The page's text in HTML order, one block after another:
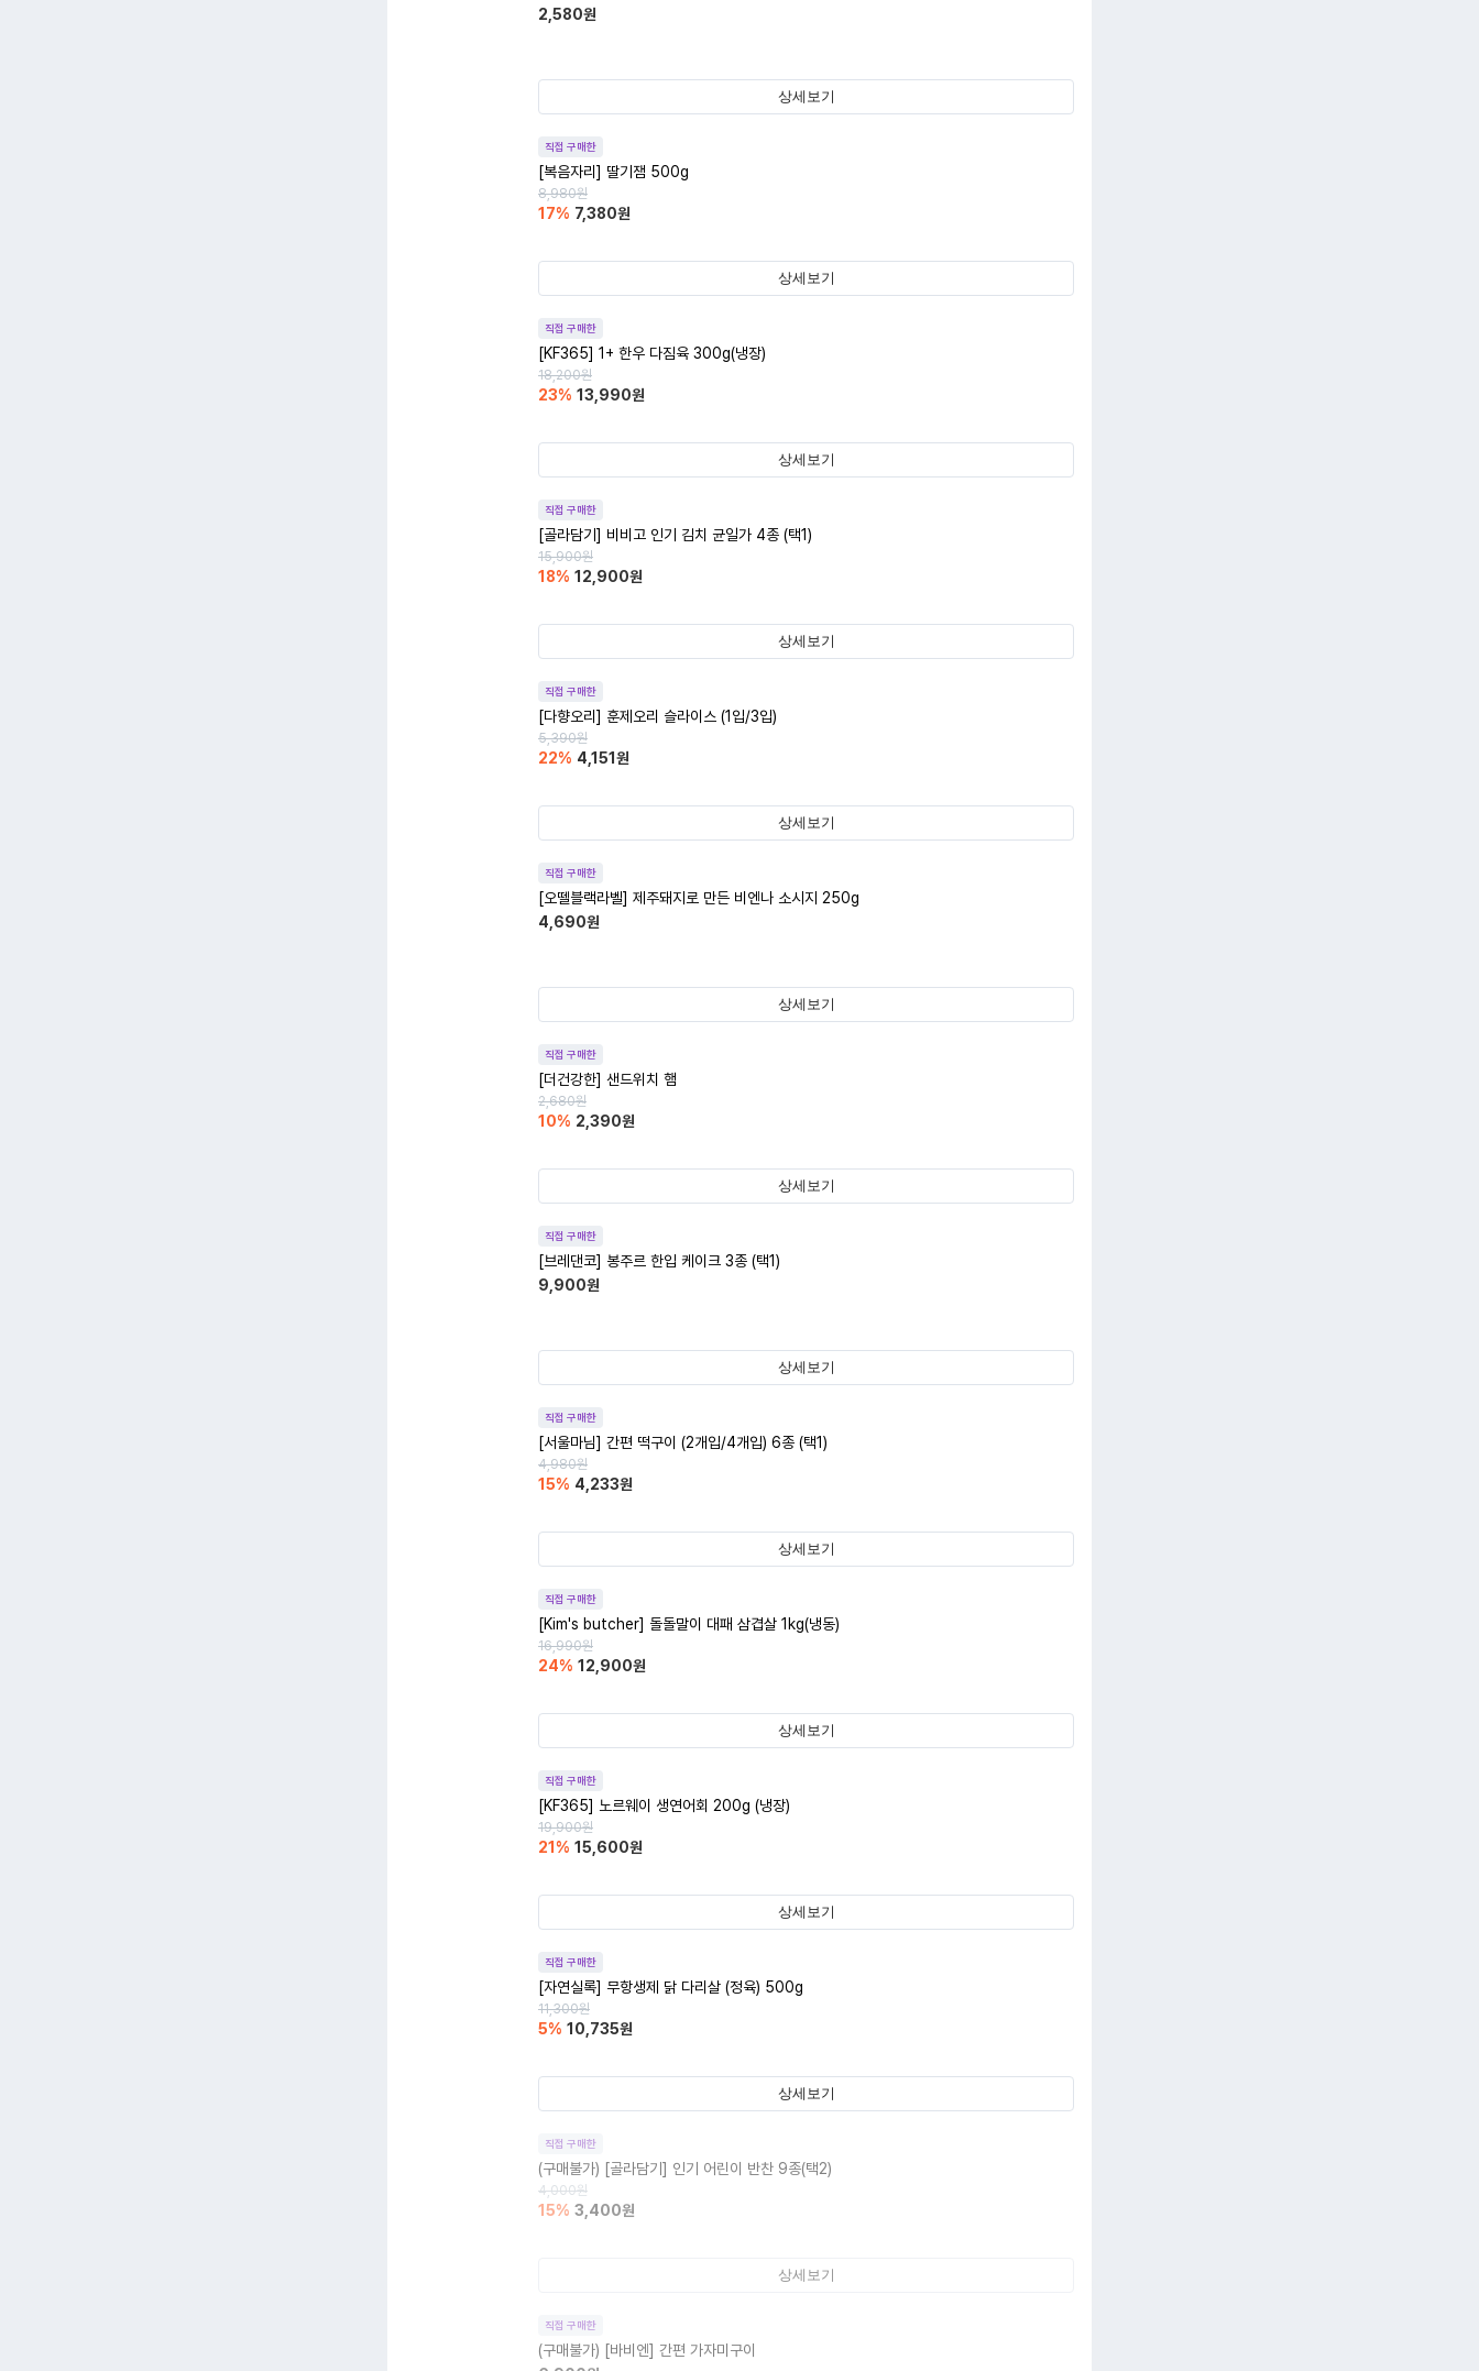
2,580원
상세보기
직접 구매한
[복음자리] 딸기잼 500g
8,980원
17% 7,380원
상세보기
직접 구매한
[KF365] 1+ 한우 다짐육 300g(냉장)
18,200원
23% 13,990원
상세보기
직접 구매한
[골라담기] 비비고 인기 김치 균일가 4종 (택1)
15,900원
18% 12,900원
상세보기
직접 구매한
[다향오리] 훈제오리 슬라이스 (1입/3입)
5,390원
22% 4,151 원
상세보기
직접 구매한
[오뗄블랙라벨] 제주돼지로 만든 비엔나 소시지 250g
4,690원
상세보기
직접 구매한
[더건강한] 샌드위치 햄
2,680원
10% 2,390원
상세보기
직접 구매한
[브레댄코] 봉주르 한입 케이크 3종 (택1)
9,900원
상세보기
직접 구매한
[서울마님] 간편 떡구이 (2개입/4개입) 6종 (택1)
4,980원
15% 4,233원
상세보기
직접 구매한
[Kim's butcher] 돌돌말이 대패 삼겹살 1kg(냉동)
16,990원
24% 12,900원
상세보기
직접 구매한
[KF365] 노르웨이 생연어회 200g (냉장)
19,900원
21 % 15,600원
상세보기
직접 구매한
[자연실록] 무항생제 닭 다리살 (정육) 500g
11,300원
5% 10,735원
상세보기
직접 구매한
(구매불가) [골라담기] 인기 어린이 반찬 9종(택2)
4,000원
15% 3,400원
상세보기
직접 구매한
(구매불가) [바비엔] 간편 가자미구이